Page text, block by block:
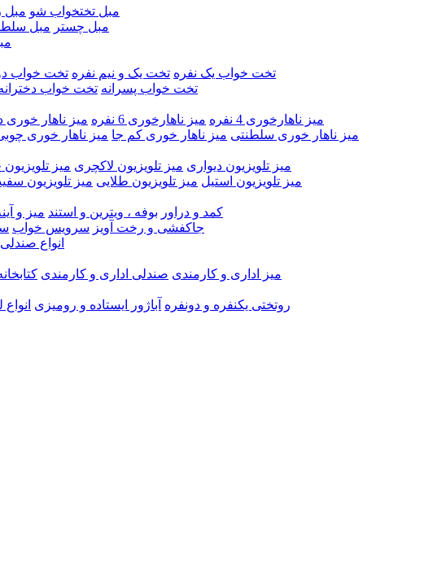
مبل تختخواب شو مبل
مبل چستر مبل
تخت خواب یک نفره تخت یک و نیم نفره تخت خواب
تخت خواب پسرانه تخت خواب
میز ناهارخوری 4 نفره
میز ناهارخوری 6 نفره میز ناهار خوری
میز ناهار خوری سلطنتی میز ناهار خوری کم جا میز ناهار خوری
میز تلویزیون دیواری میز تلویزیون لاکچری میز
میز تلویزیون استیل میز تلویزیون طلایی میز تلویزیون
کمد و دراور بوفه ، ویترین و استند میز و
جاکفشی و رخت آویز سرویس خواب
انواع صندلی
میز اداری و کارمندی صندلی اداری و کارمندی
روتختی یکنفره و دونفره آباژور ایستاده و رومیزی